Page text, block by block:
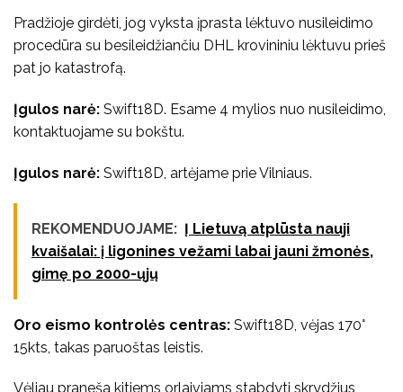
Pradžioje girdėti, jog vyksta įprasta lėktuvo nusileidimo
procedūra su besileidžiančiu DHL krovininiu lėktuvu prieš
pat jo katastrofą.
Įgulos narė: Swift18D. Esame 4 mylios nuo nusileidimo,
kontaktuojame su bokštu.
Įgulos narė: Swift18D, artėjame prie Vilniaus.
REKOMENDUOJAME: Į Lietuvą atplūsta nauji
kvaišalai: į ligonines vežami labai jauni žmonės,
gimę po 2000-ųjų
Oro eismo kontrolės centras: Swift18D, vėjas 170°
15kts, takas paruoštas leistis.
Vėliau praneša kitiems orlaiviams stabdyti skrydžius